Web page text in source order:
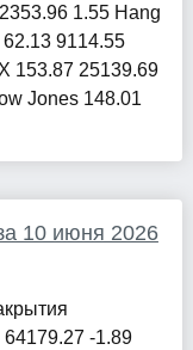
1.55 Hang
9114.55
153.87 25139.69
Jones 148.01
10 июня 2026
-1.89